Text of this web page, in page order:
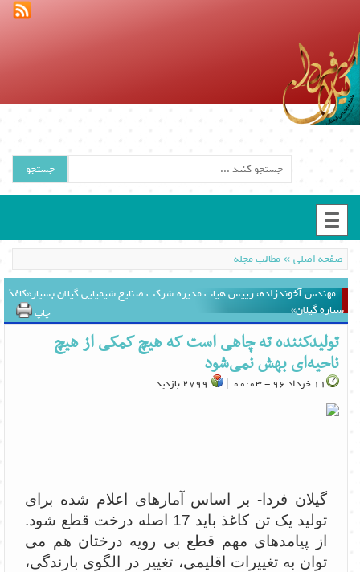
جستجو
صفحه اصلی»مطالب مجله
مهندس آخوندزاده، رییس هیات مدیره شرکت صنایع شیمیایی گیلان بسپار«کاغذ
ستاره گیلان»
چاپ
تولیدکننده ته چاهی است که هیچ کمکی از هیچ
ناحیه‌ای بهش نمی‌شود
11 خرداد 96 - 00:03 |
گیلان فردا- بر اساس آمارهای اعلام شده برای
تولید یک تن کاغذ باید 17 اصله درخت قطع شود.
از پیامدهای مهم قطع بی رویه درختان هم می
توان به تغییرات اقلیمی، تغییر در الگوی بارندگی،